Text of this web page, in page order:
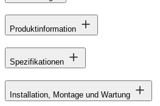
Produktinformation
Spezifikationen
Installation, Montage und Wartung